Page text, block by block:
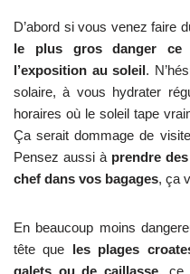
D’abord si vous venez faire
le plus gros danger
l’exposition au soleil.
solaire, à vous hydrater
horaires où le soleil tape
Ça serait dommage de
Pensez aussi à prendre
chef dans vos bagages, ça
En beaucoup moins
tête que les plages
galets ou de caillasse, ce